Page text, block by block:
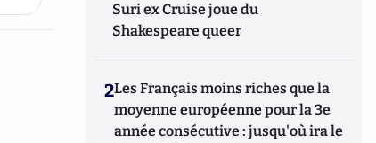
Suri ex Cruise joue du
Shakespeare queer
2Les Français moins riches que la
moyenne européenne pour la 3e
année consécutive : jusqu'où ira le